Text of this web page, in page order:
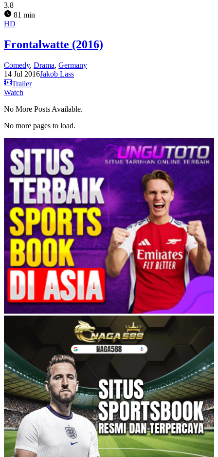
3.8
81 min
HD
Frontalwatte (2016)
Comedy, Drama, Germany
14 Jul 2016Jakob Lass
Trailer
Watch
No More Posts Available.
No more pages to load.